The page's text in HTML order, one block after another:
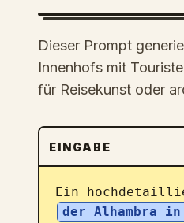
Dieser Prompt
Innenhofs mit
für Reisekunst oder
EINGABE
Ein
der Alhambra in